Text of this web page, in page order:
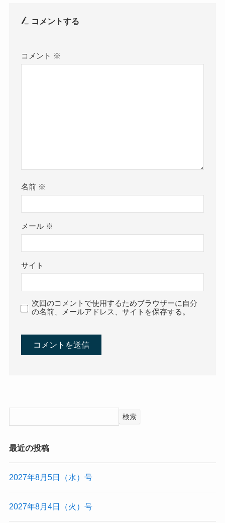
コメントする
コメント ※
名前 ※
メール ※
サイト
次回のコメントで使用するためブラウザーに自分
の名前、メールアドレス、サイトを保存する。
検索
最近の投稿
2027年8月5日（水）号
2027年8月4日（火）号